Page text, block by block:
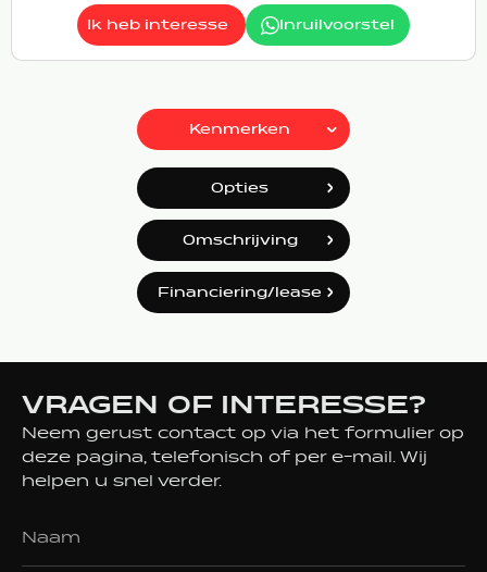
Ik heb interesse Inruilvoorstel
Kenmerken
Opties
Omschrijving
Financiering/lease
VRAGEN OF INTERESSE?
Neem gerust contact op via het formulier op
deze pagina, telefonisch of per e-mail. Wij
helpen u snel verder.